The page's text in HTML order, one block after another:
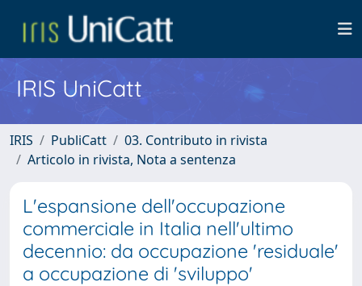
IRIS UniCatt
IRIS PubliCatt
03. Contributo in rivista
Articolo in rivista, Nota a sentenza
L'espansione dell'occupazione
commerciale in Italia nell'ultimo
decennio: da occupazione 'residuale'
a occupazione di 'sviluppo'